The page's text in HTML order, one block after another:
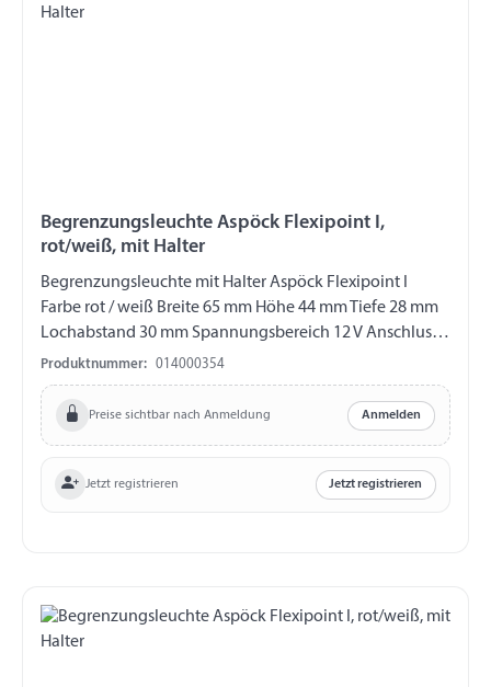
Begrenzungsleuchte Aspöck Flexipoint I,
rot/weiß, mit Halter
Begrenzungsleuchte mit Halter Aspöck Flexipoint I
Farbe rot / weiß Breite 65 mm Höhe 44 mm Tiefe 28 mm
Lochabstand 30 mm Spannungsbereich 12 V Anschluss
Tülle Gummihalter gerade 115 mm
Produktnummer: 014000354
Preise sichtbar nach Anmeldung Anmelden
Jetzt registrieren Jetzt registrieren